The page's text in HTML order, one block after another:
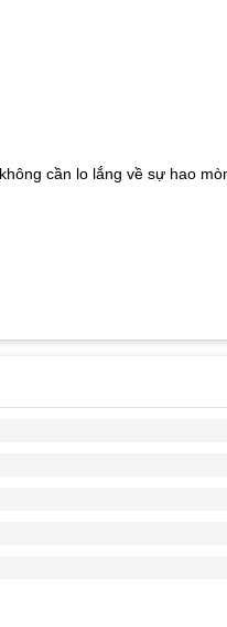
cần lo lắng về sự hao